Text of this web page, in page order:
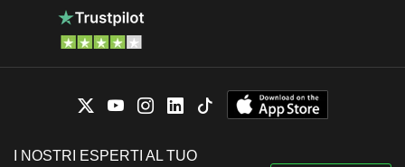
I NOSTRI ESPERTI AL TUO